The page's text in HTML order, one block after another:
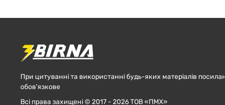
При цитуванні та використанні будь-яких матеріалів
обов'язкове
Всі права захищені © 2017 - 2026 ТОВ «ПМХ»